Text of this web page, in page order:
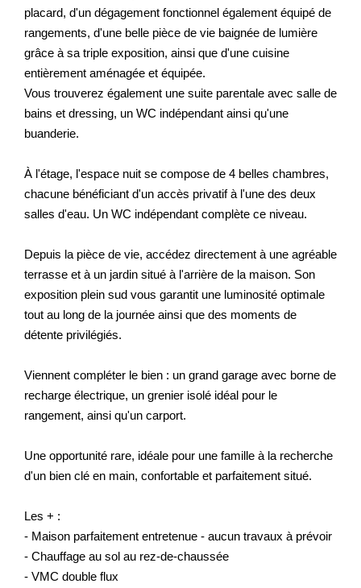
placard, d'un dégagement fonctionnel également équipé de
rangements, d'une belle pièce de vie baignée de lumière
grâce à sa triple exposition, ainsi que d'une cuisine
entièrement aménagée et équipée.
Vous trouverez également une suite parentale avec salle de
bains et dressing, un WC indépendant ainsi qu'une
buanderie.
À l'étage, l'espace nuit se compose de 4 belles chambres,
chacune bénéficiant d'un accès privatif à l'une des deux
salles d'eau. Un WC indépendant complète ce niveau.
Depuis la pièce de vie, accédez directement à une agréable
terrasse et à un jardin situé à l'arrière de la maison. Son
exposition plein sud vous garantit une luminosité optimale
tout au long de la journée ainsi que des moments de
détente privilégiés.
Viennent compléter le bien : un grand garage avec borne de
recharge électrique, un grenier isolé idéal pour le
rangement, ainsi qu'un carport.
Une opportunité rare, idéale pour une famille à la recherche
d'un bien clé en main, confortable et parfaitement situé.
Les + :
- Maison parfaitement entretenue - aucun travaux à prévoir
- Chauffage au sol au rez-de-chaussée
- VMC double flux